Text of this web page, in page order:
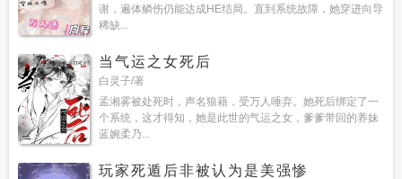
谢，遍体鳞伤仍能达成HE结局。直到系统故障，她穿进向导
稀缺...
当气运之女死后
白灵子/著
孟湘雾被处死时，声名狼藉，受万人唾弃。她死后绑定了一
个系统，这才得知，她是此世的气运之女，爹爹带回的养妹
蓝婉柔乃...
玩家死遁后非被认为是美强惨